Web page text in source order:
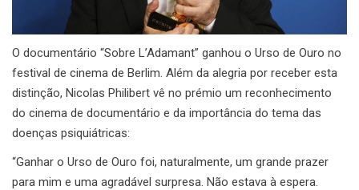
O documentário “Sobre L’Adamant” ganhou o Urso de Ouro no
festival de cinema de Berlim. Além da alegria por receber esta
distinção, Nicolas Philibert vê no prémio um reconhecimento
do cinema de documentário e da importância do tema das
doenças psiquiátricas:
“Ganhar o Urso de Ouro foi, naturalmente, um grande prazer
para mim e uma agradável surpresa. Não estava à espera.